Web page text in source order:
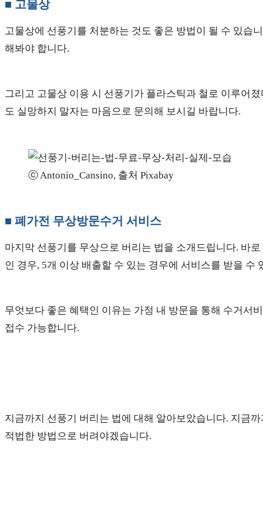
■ 고물상
고물상에 선풍기를 처분하는 것도 좋은 방법이 될 수 있습
해봐야 합니다.
그리고 고물상 이용 시 선풍기가 플라스틱과 철로 이루어
도 실망하지 말자는 마음으로 문의해 보시길 바랍니다.
ⓒ Antonio_Cansino, 출처 Pixabay
■ 폐가전 무상방문수거 서비스
마지막 선풍기를 무상으로 버리는 법을 소개드립니다. 바
인 경우, 5개 이상 배출할 수 있는 경우에 서비스를 받을 수
무엇보다 좋은 혜택인 이유는 가정 내 방문을 통해 수거서
접수 가능합니다.
지금까지 선풍기 버리는 법에 대해 알아보았습니다. 지금
적법한 방법으로 버려야겠습니다.